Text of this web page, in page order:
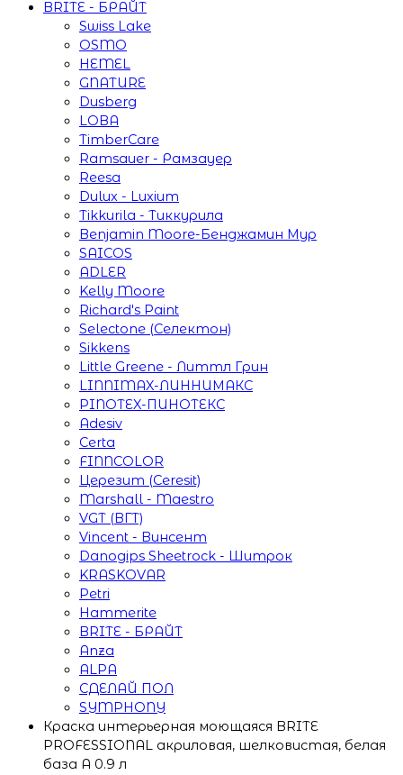
BRITE - БРАЙТ
Swiss Lake
OSMO
HEMEL
GNATURE
Dusberg
LOBA
TimberCare
Ramsauer - Рамзауер
Reesa
Dulux - Luxium
Tikkurila - Тиккурила
Benjamin Moore-Бенджамин Мур
SAICOS
ADLER
Kelly Moore
Richard's Paint
Selectone (Селектон)
Sikkens
Little Greene - Литтл Грин
LINNIMAX-ЛИННИМАКС
PINOTEX-ПИНОТЕКС
Adesiv
Certa
FINNCOLOR
Церезит (Ceresit)
Marshall - Maestro
VGT (ВГТ)
Vincent - Винсент
Danogips Sheetrock - Шитрок
KRASKOVAR
Petri
Hammerite
BRITE - БРАЙТ
Anza
ALPA
СДЕЛАЙ ПОЛ
SYMPHONY
Краска интерьерная моющаяся BRITE
PROFESSIONAL акриловая, шелковистая, белая
база А 0.9 л